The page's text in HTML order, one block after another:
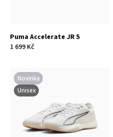
d
k
ů
t
Puma Accelerate JR 5
1 699 Kč
Novinka
Unisex